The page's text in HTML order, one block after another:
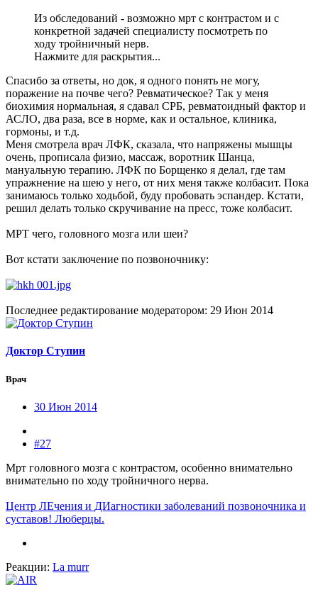
Из обследований - возможно мрт с контрастом и с
конкретной задачей специалисту посмотреть по
ходу тройничный нерв.
Нажмите для раскрытия...
Спасибо за ответы, но док, я одного понять не могу,
поражение на почве чего? Ревматическое? Так у меня
биохимия нормальная, я сдавал СРБ, ревматоидный фактор и
АСЛО, два раза, все в норме, как и остальное, клиника,
гормоны, и т.д.
Меня смотрела врач ЛФК, сказала, что напряжены мышцы
очень, прописала физио, массаж, воротник Шанца,
мануальную терапию. ЛФК по Борщенко я делал, где там
упражнение на шею у него, от них меня также колбасит. Пока
занимаюсь только ходьбой, буду пробовать эспандер. Кстати,
решил делать только скручивание на пресс, тоже колбасит.
МРТ чего, головного мозга или шеи?
Вот кстати заключение по позвоночнику:
Последнее редактирование модератором: 29 Июн 2014
Доктор Ступин
Врач
30 Июн 2014
#27
Мрт головного мозга с контрастом, особенно внимательно
внимательно по ходу тройничного нерва.
Центр ЛЕчения и ДИагностики заболеваний позвоночника и
суставов! Люберцы.
Реакции: La murr